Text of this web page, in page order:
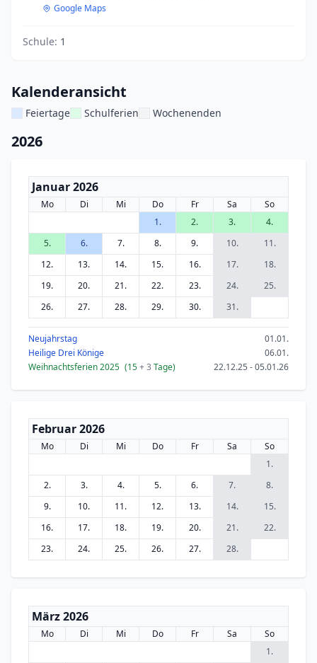
Google Maps
Schule: 1
Kalenderansicht
Feiertage Schulferien Wochenenden
2026
Januar 2026
Mo Di Mi Do Fr Sa
So
1.
2. 3.
4.
5.
6. 7. 8. 9. 10.
11.
12.
13. 14. 15. 16. 17.
18.
19.
20. 21. 22. 23. 24.
25.
26.
27. 28. 29. 30. 31.
Neujahrstag
01.01.
Heilige Drei Könige
06.01.
Weihnachtsferien 2025 (15+ 3 Tage) 22.12.25 - 05.01.26
Februar 2026
Mo Di Mi Do Fr Sa
So
1.
2.
3. 4. 5. 6. 7.
8.
9.
10. 11. 12. 13. 14.
15.
16.
17. 18. 19. 20. 21.
22.
23.
24. 25. 26. 27. 28.
März 2026
Mo Di Mi Do Fr Sa
So
1.